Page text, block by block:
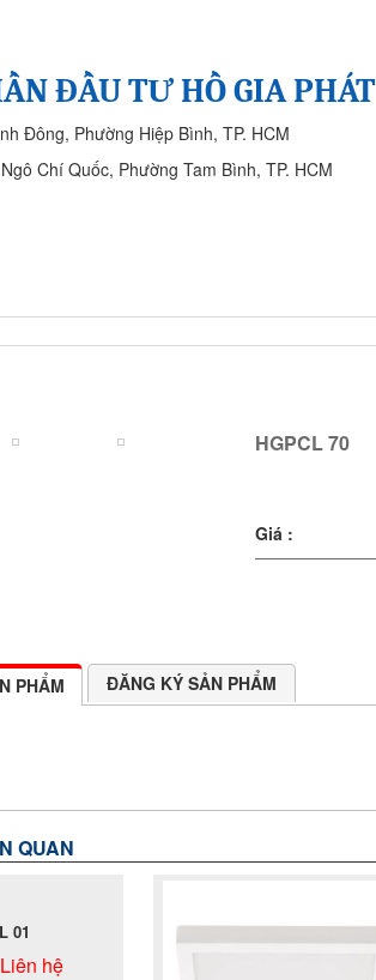
ĐẦU TƯ HỒ GIA PHÁT
Đông, Phường Hiệp Bình, TP. HCM
Chí Quốc, Phường Tam Bình, TP. HCM
HGPCL 70
Giá :
PHẨM ĐĂNG KÝ SẢN PHẨM
QUAN
01
Liên hệ